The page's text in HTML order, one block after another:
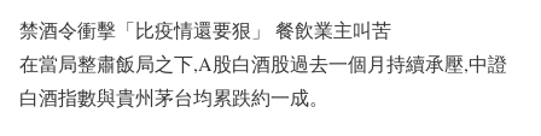
禁酒令衝擊「比疫情還要狠」 餐飲業主叫苦
在當局整肅飯局之下,A股白酒股過去一個月持續承壓,中證
白酒指數與貴州茅台均累跌約一成。